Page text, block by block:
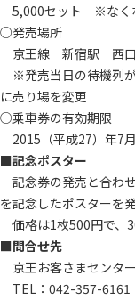
5,000セット ※なく
○発売場所
京王線 新宿駅 西口
※発売当日の待機列
に売り場を変更
○乗車券の有効期限
2015（平成27）年7
■記念ポスター
記念券の発売と合わ
を記念したポスターを
価格は1枚500円で、
■問合せ先
京王お客さまセンター
TEL：042-357-6161